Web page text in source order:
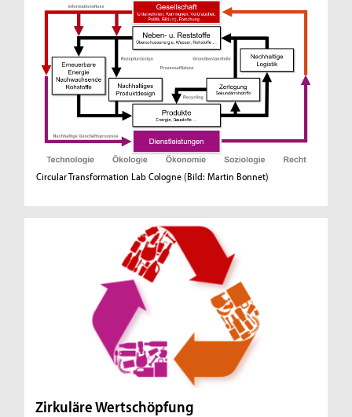
Circular Transformation Lab Cologne (Bild: Martin Bonnet)
Zirkuläre Wertschöpfung